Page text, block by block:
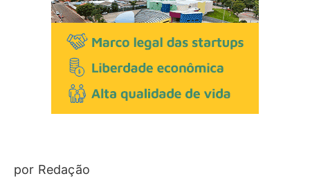
por Redação